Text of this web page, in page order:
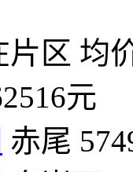
片区 均
元
赤尾